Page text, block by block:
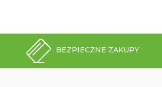
BEZPIECZNE ZAKUPY